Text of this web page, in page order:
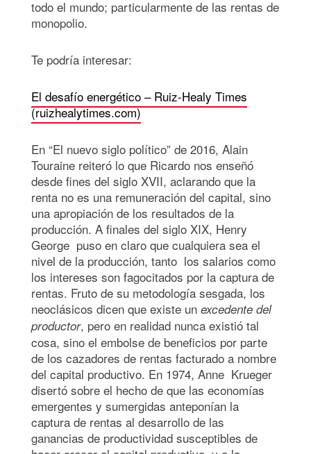
todo el mundo; particularmente de las rentas de
monopolio.
Te podría interesar:
El desafío energético – Ruiz-Healy Times
(ruizhealytimes.com)
En “El nuevo siglo político” de 2016, Alain
Touraine reiteró lo que Ricardo nos enseñó
desde fines del siglo XVII, aclarando que la
renta no es una remuneración del capital, sino
una apropiación de los resultados de la
producción. A finales del siglo XIX, Henry
George puso en claro que cualquiera sea el
nivel de la producción, tanto los salarios como
los intereses son fagocitados por la captura de
rentas. Fruto de su metodología sesgada, los
neoclásicos dicen que existe un excedente del
productor, pero en realidad nunca existió tal
cosa, sino el embolse de beneficios por parte
de los cazadores de rentas facturado a nombre
del capital productivo. En 1974, Anne Krueger
disertó sobre el hecho de que las economías
emergentes y sumergidas anteponían la
captura de rentas al desarrollo de las
ganancias de productividad susceptibles de